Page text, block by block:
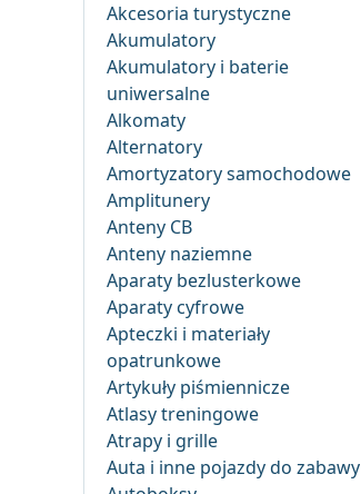
Akcesoria turystyczne
Akumulatory
Akumulatory i baterie
uniwersalne
Alkomaty
Alternatory
Amortyzatory samochodowe
Amplitunery
Anteny CB
Anteny naziemne
Aparaty bezlusterkowe
Aparaty cyfrowe
Apteczki i materiały
opatrunkowe
Artykuły piśmiennicze
Atlasy treningowe
Atrapy i grille
Auta i inne pojazdy do zabawy